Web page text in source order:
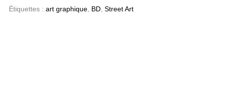
Étiquettes : art graphique BD Street Art